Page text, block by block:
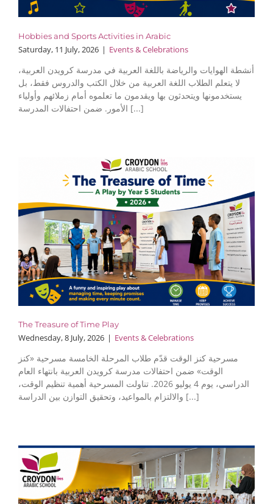
Hobbies and Sports Activities in Arabic
Saturday, 11 July, 2026 | Events & Celebrations
أنشطة الهوايات والرياضة باللغة العربية في مدرسة كرويدن العربية،
لا يتعلم الطلاب اللغة العربية من خلال الكتب والدروس فقط، بل
يستخدمونها ويتحدثون بها ويقدمون ما تعلموه أمام زملائهم وأولياء
الأمور. ضمن احتفالات المدرسة [...]
The Treasure of Time Play
Wednesday, 8 July, 2026 | Events & Celebrations
مسرحية كنز الوقت قدّم طلاب المرحلة الخامسة مسرحية «كنز
الوقت» ضمن احتفالات مدرسة كرويدن العربية بانتهاء العام
الدراسي، يوم 4 يوليو 2026. تناولت المسرحية أهمية تنظيم الوقت،
والالتزام بالمواعيد، وتحقيق التوازن بين الدراسة [...]